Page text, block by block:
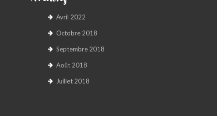
Avril 2022
Octobre 2018
Septembre 2018
Août 2018
Juillet 2018